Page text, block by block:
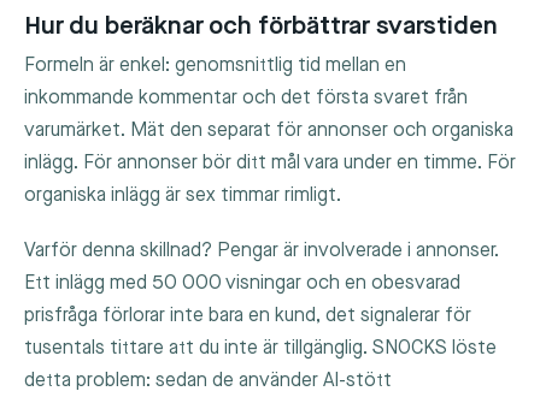
Hur du beräknar och förbättrar svarstiden
Formeln är enkel: genomsnittlig tid mellan en
inkommande kommentar och det första svaret från
varumärket. Mät den separat för annonser och organiska
inlägg. För annonser bör ditt mål vara under en timme. För
organiska inlägg är sex timmar rimligt.
Varför denna skillnad? Pengar är involverade i annonser.
Ett inlägg med 50 000 visningar och en obesvarad
prisfråga förlorar inte bara en kund, det signalerar för
tusentals tittare att du inte är tillgänglig. SNOCKS löste
detta problem: sedan de använder AI-stött